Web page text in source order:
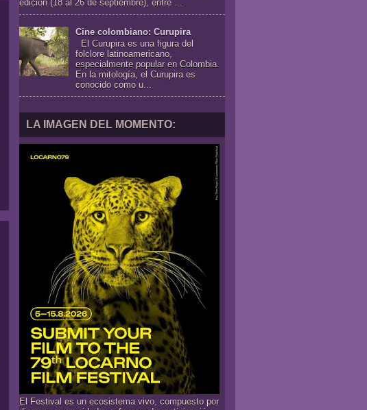
edición (18 al 26 de septiembre), entre ...
Cine colombiano: Curupira
El Curupira es una figura del
folclore latinoamericano,
especialmente popular en Colombia.
En la mitología, el Curupira es
conocido como u...
LA IMAGEN DEL MOMENTO:
El Festival es un ecosistema vivo, compuesto por